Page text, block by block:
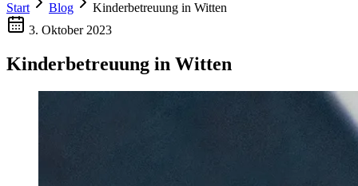
Start
Blog
Kinderbetreuung in Witten
3. Oktober 2023
Kinderbetreuung in Witten